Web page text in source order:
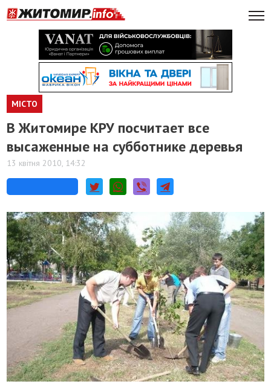
МІСТО
В Житомире КРУ посчитает все
высаженные на субботнике деревья
13 квітня 2010, 14:32